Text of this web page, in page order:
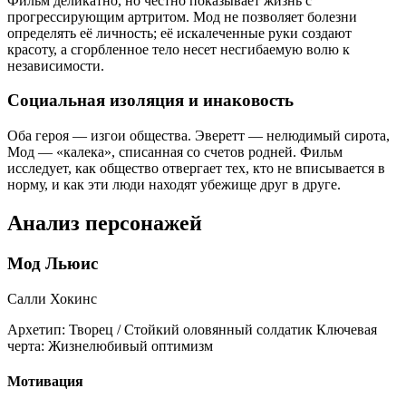
прогрессирующим артритом. Мод не позволяет болезни
определять её личность; её искалеченные руки создают
красоту, а сгорбленное тело несет несгибаемую волю к
независимости.
Социальная изоляция и инаковость
Оба героя — изгои общества. Эверетт — нелюдимый сирота,
Мод — «калека», списанная со счетов родней. Фильм
исследует, как общество отвергает тех, кто не вписывается в
норму, и как эти люди находят убежище друг в друге.
Анализ персонажей
Мод Льюис
Салли Хокинс
Архетип: Творец / Стойкий оловянный солдатик Ключевая
черта: Жизнелюбивый оптимизм
Мотивация